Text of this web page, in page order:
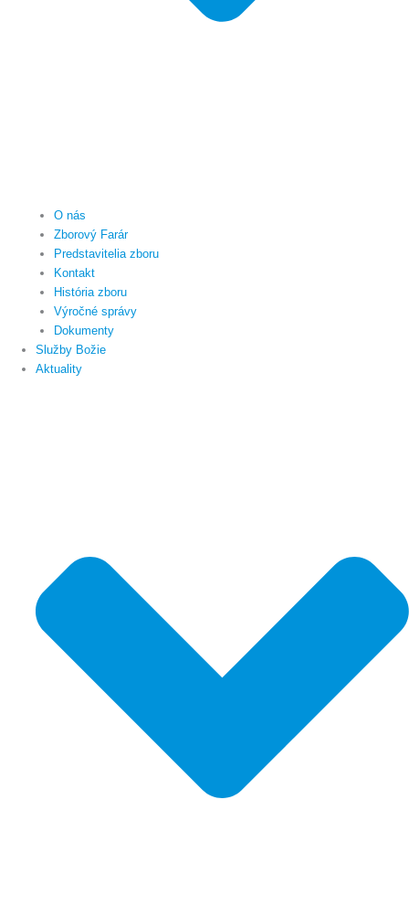
O nás
Zborový Farár
Predstavitelia zboru
Kontakt
História zboru
Výročné správy
Dokumenty
Služby Božie
Aktuality